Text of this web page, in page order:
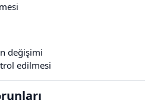
değişimi
edilmesi